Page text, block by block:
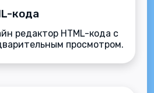
кода
редактор HTML-кода с
просмотром.